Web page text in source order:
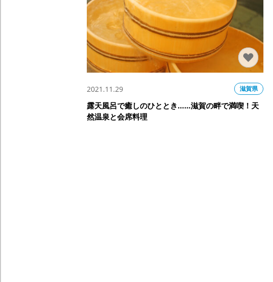
2021.11.29 滋賀県
露天風呂で癒しのひととき……滋賀の畔で満喫！天
然温泉と会席料理